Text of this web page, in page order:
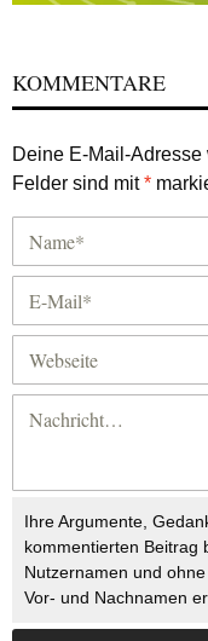
KOMMENTARE
Deine E-Mail-
Felder sind mit*
Ihre Argumente,
kommentierten Beitrag
Nutzernamen und
Vor- und Nachnamen